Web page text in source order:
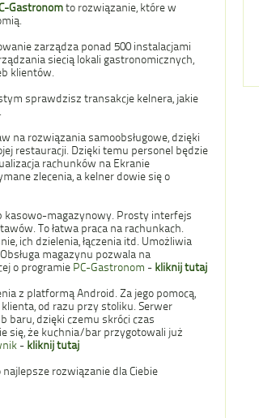
Gastronomto rozwiązanie, które w
zarządza ponad 500 instalacjami
siecią lokali gastronomicznych,
klientów.
sprawdzisz transakcje kelnera, jakie
na rozwiązania samoobsługowe, dzięki
restauracji. Dzięki temu personel będzie
rachunków na Ekranie
zlecenia, a kelner dowie się o
kasowo-magazynowy. Prosty interfejs
To łatwa praca na rachunkach.
ich dzielenia, łączenia itd. Umożliwia
magazynu pozwala na
o programie PC-Gastronom - kliknij tutaj
z platformą Android. Za jego pomocą,
od razu przy stoliku. Serwer
baru, dzięki czemu skróci czas
się, że kuchnia/bar przygotowali już
- kliknij tutaj
rozwiązanie dla Ciebie